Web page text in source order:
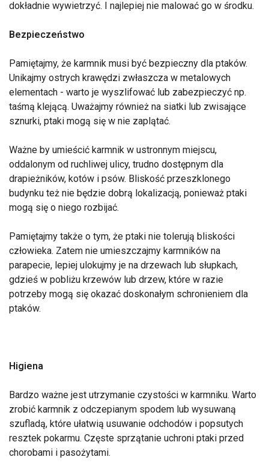
dokładnie wywietrzyć. I najlepiej nie malować go w środku.
Bezpieczeństwo
Pamiętajmy, że karmnik musi być bezpieczny dla ptaków.
Unikajmy ostrych krawędzi zwłaszcza w metalowych
elementach - warto je wyszlifować lub zabezpieczyć np.
taśmą klejącą. Uważajmy również na siatki lub zwisające
sznurki, ptaki mogą się w nie zaplątać.
Ważne by umieścić karmnik w ustronnym miejscu,
oddalonym od ruchliwej ulicy, trudno dostępnym dla
drapieżników, kotów i psów. Bliskość przeszklonego
budynku też nie będzie dobrą lokalizacją, ponieważ ptaki
mogą się o niego rozbijać.
Pamiętajmy także o tym, że ptaki nie tolerują bliskości
człowieka. Zatem nie umieszczajmy karmników na
parapecie, lepiej ulokujmy je na drzewach lub słupkach,
gdzieś w pobliżu krzewów lub drzew, które w razie
potrzeby mogą się okazać doskonałym schronieniem dla
ptaków.
Higiena
Bardzo ważne jest utrzymanie czystości w karmniku. Warto
zrobić karmnik z odczepianym spodem lub wysuwaną
szufladą, które ułatwią usuwanie odchodów i popsutych
resztek pokarmu. Częste sprzątanie uchroni ptaki przed
chorobami i pasożytami.